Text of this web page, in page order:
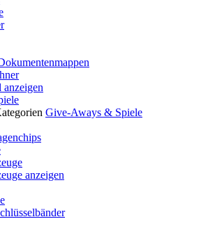
Give-Aways & Spiele
anzeigen